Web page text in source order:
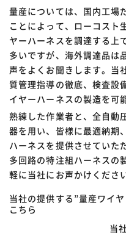
量産については、国内工場
ことによって、ローコスト
ヤーハーネスを調達する上
多いですが、海外調達品は
声をよくお聞きします。当
質管理指導の徹底、検査設
イヤーハーネスの製造を可
熟練した作業者と、全自動
器を用い、皆様に最適納期
ハーネスを提供させていた
多回路の特注組ハーネスの
軽に当社にお声かけください
当社の提供する”量産ワイ
こちら
当